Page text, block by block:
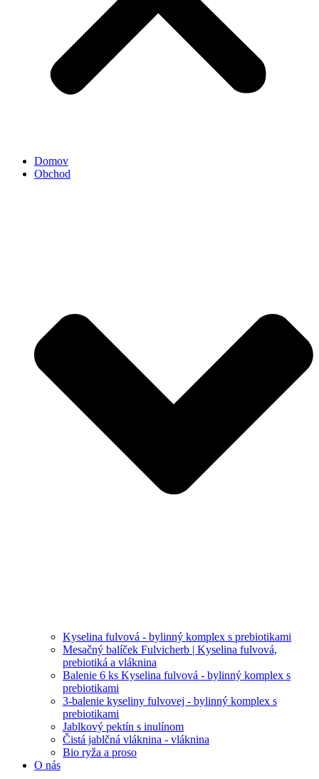
Domov
Obchod
Kyselina fulvová - bylinný komplex s prebiotikami
Mesačný balíček Fulvicherb | Kyselina fulvová,
prebiotiká a vláknina
Balenie 6 ks Kyselina fulvová - bylinný komplex s
prebiotikami
3-balenie kyseliny fulvovej - bylinný komplex s
prebiotikami
Jablkový pektín s inulínom
Čistá jablčná vláknina - vláknina
Bio ryža a proso
O nás